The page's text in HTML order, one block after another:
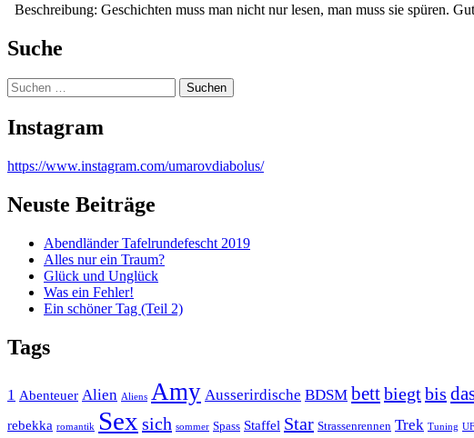
Beschreibung: Geschichten muss man nicht nur lesen, man muss sie spüren.
Suche
Suchen
nach:
Instagram
https://www.instagram.com/umarovdiabolus/
Neuste Beiträge
Abendländer Tafelrundefescht 2019
Alles nur ein Traum?
Glück und Unglück
Was ein Fehler!
Ein schöner Tag (Teil 2)
Tags
1 Abenteuer Alien Aliens Amy Ausserirdische BDSM bettbiegtbis
rebekka romantik Sex sich sommer Spass Staffel Star Strassenrennen Trek Tuning